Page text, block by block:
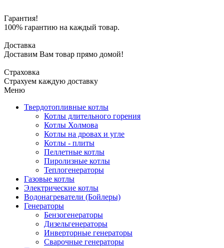
Гарантия!
100% гарантию на каждый товар.
Доставка
Доставим Вам товар прямо домой!
Страховка
Страхуем каждую доставку
Меню
Твердотопливные котлы
Котлы длительного горения
Котлы Холмова
Котлы на дровах и угле
Котлы - плиты
Пеллетные котлы
Пиролизные котлы
Теплогенераторы
Газовые котлы
Электрические котлы
Водонагреватели (Бойлеры)
Генераторы
Бензогенераторы
Дизельгенераторы
Инверторные генераторы
Сварочные генераторы